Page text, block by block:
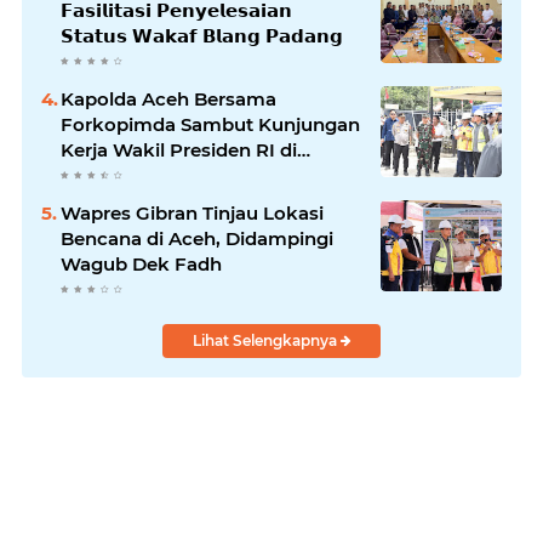
𝗙𝗮𝘀𝗶𝗹𝗶𝘁𝗮𝘀𝗶 𝗣𝗲𝗻𝘆𝗲𝗹𝗲𝘀𝗮𝗶𝗮𝗻
𝗦𝘁𝗮𝘁𝘂𝘀 𝗪𝗮𝗸𝗮𝗳 𝗕𝗹𝗮𝗻𝗴 𝗣𝗮𝗱𝗮𝗻𝗴
Kapolda Aceh Bersama
Forkopimda Sambut Kunjungan
Kerja Wakil Presiden RI di
Kabupaten Bireuen
Wapres Gibran Tinjau Lokasi
Bencana di Aceh, Didampingi
Wagub Dek Fadh
Lihat Selengkapnya